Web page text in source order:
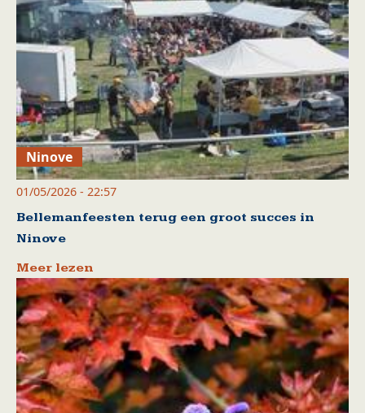
Ninove
01/05/2026 - 22:57
Bellemanfeesten terug een groot succes in
Ninove
Meer lezen